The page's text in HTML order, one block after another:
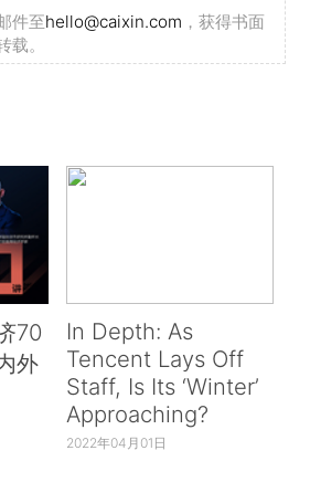
件至hello@caixin.com ，获得书面
。
70
外
In Depth: As
Tencent Lays Off
Staff, Is Its ‘Winter’
Approaching?
2022年04月01日